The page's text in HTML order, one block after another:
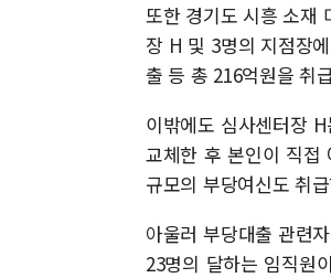
또한 경기도 시흥 소재
장 H 및 3명의 지점장
출 등 총 216억원을 취
이밖에도 심사센터장
교체한 후 본인이 직접
규모의 부당여신도 취
아울러 부당대출 관련
23명의 달하는 임직원